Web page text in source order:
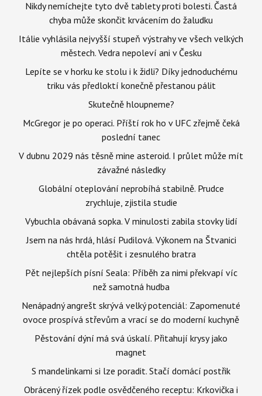
Nikdy nemíchejte tyto dvě tablety proti bolesti. Častá
chyba může skončit krvácením do žaludku
Itálie vyhlásila nejvyšší stupeň výstrahy ve všech velkých
městech. Vedra nepoleví ani v Česku
Lepíte se v horku ke stolu i k židli? Díky jednoduchému
triku vás předloktí konečně přestanou pálit
Skutečně hloupneme?
McGregor je po operaci. Příští rok ho v UFC zřejmě čeká
poslední tanec
V dubnu 2029 nás těsně mine asteroid. I průlet může mít
závažné následky
Globální oteplování neprobíhá stabilně. Prudce
zrychluje, zjistila studie
Vybuchla obávaná sopka. V minulosti zabila stovky lidí
Jsem na nás hrdá, hlásí Pudilová. Výkonem na Štvanici
chtěla potěšit i zesnulého bratra
Pět nejlepších písní Seala: Příběh za nimi překvapí víc
než samotná hudba
Nenápadný angrešt skrývá velký potenciál: Zapomenuté
ovoce prospívá střevům a vrací se do moderní kuchyně
Pěstování dýní má svá úskalí. Přitahují krysy jako
magnet
S mandelinkami si lze poradit. Stačí domácí postřik
Obrácený řízek podle osvědčeného receptu: Krkovička i